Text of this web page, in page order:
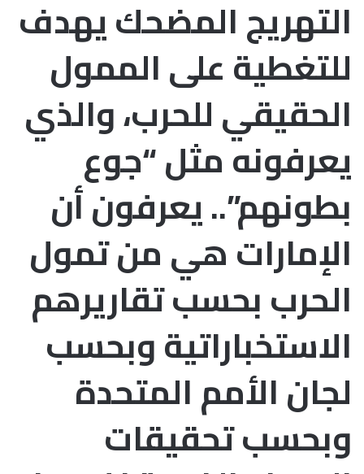
التهريج المضحك يهدف
للتغطية على الممول
الحقيقي للحرب، والذي
يعرفونه مثل “جوع
بطونهم”.. يعرفون أن
الإمارات هي من تمول
الحرب بحسب تقاريرهم
الاستخباراتية وبحسب
لجان الأمم المتحدة
وبحسب تحقيقات